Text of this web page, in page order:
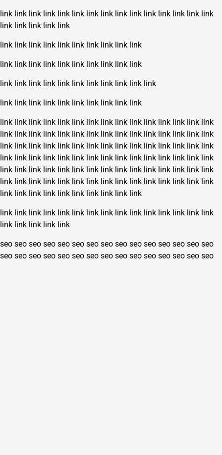
link link link link link link link link link link link link link link link
link link link link link
link link link link link link link link link link
link link link link link link link link link link
link link link link link link link link link link link
link link link link link link link link link link
link link link link link link link link link link link link link link link
link link link link link link link link link link link link link link link
link link link link link link link link link link link link link link link
link link link link link link link link link link link link link link link
link link link link link link link link link link link link link link link
link link link link link link link link link link link link link link link
link link link link link link link link link link
link link link link link link link link link link link link link link link
link link link link link
seo seo seo seo seo seo seo seo seo seo seo seo seo seo seo
seo seo seo seo seo seo seo seo seo seo seo seo seo seo seo